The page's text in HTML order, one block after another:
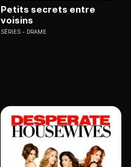
Petits secrets entre
voisins
SÉRIES DRAME